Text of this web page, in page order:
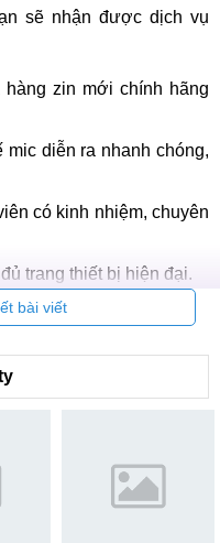
sẽ nhận được dịch vụ
zin mới chính hãng
diễn ra nhanh chóng,
có kinh nhiệm, chuyên
trang thiết bị hiện đại.
công khai, minh bạch.
6s.
quan sát quá trình sửa
bài viết